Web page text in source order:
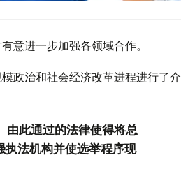
意进一步加强各领域合作。
政治和社会经济改革进程进行了介
由此通过的法律使得将总
执法机构并使选举程序现